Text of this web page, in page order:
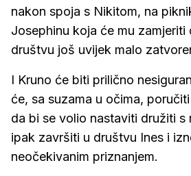
nakon spoja s Nikitom, na
Josephinu koja će mu zamjeriti
društvu još uvijek malo
I Kruno će biti prilično
će, sa suzama u očima,
da bi se volio nastaviti družiti s
ipak završiti u društvu Ines i
neočekivanim priznanjem.